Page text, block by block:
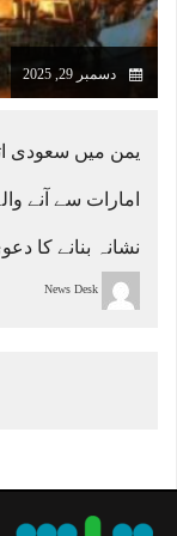
دسمبر 29, 2025
یمن میں سعودی
امارات سے آنے
نشانہ بنانے کا
News Desk